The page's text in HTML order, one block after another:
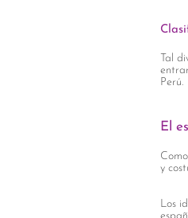
Tal
Perú.
El
y
Los